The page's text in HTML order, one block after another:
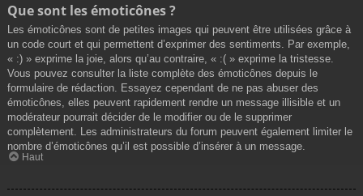
Que sont les émoticônes ?
Les émoticônes sont de petites images qui peuvent être utilisées grâce à
un code court et qui permettent d’exprimer des sentiments. Par exemple,
« :) » exprime la joie, alors qu’au contraire, « :( » exprime la tristesse.
Vous pouvez consulter la liste complète des émoticônes depuis le
formulaire de rédaction. Essayez cependant de ne pas abuser des
émoticônes, elles peuvent rapidement rendre un message illisible et un
modérateur pourrait décider de le modifier ou de le supprimer
complètement. Les administrateurs du forum peuvent également limiter le
nombre d’émoticônes qu’il est possible d’insérer à un message.
Haut